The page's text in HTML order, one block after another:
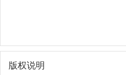
版权说明